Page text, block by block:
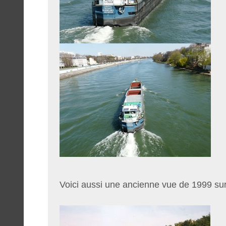
Voici aussi une ancienne vue de 1999